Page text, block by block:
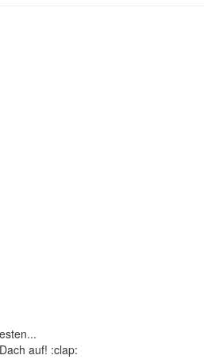
auf! :clap: